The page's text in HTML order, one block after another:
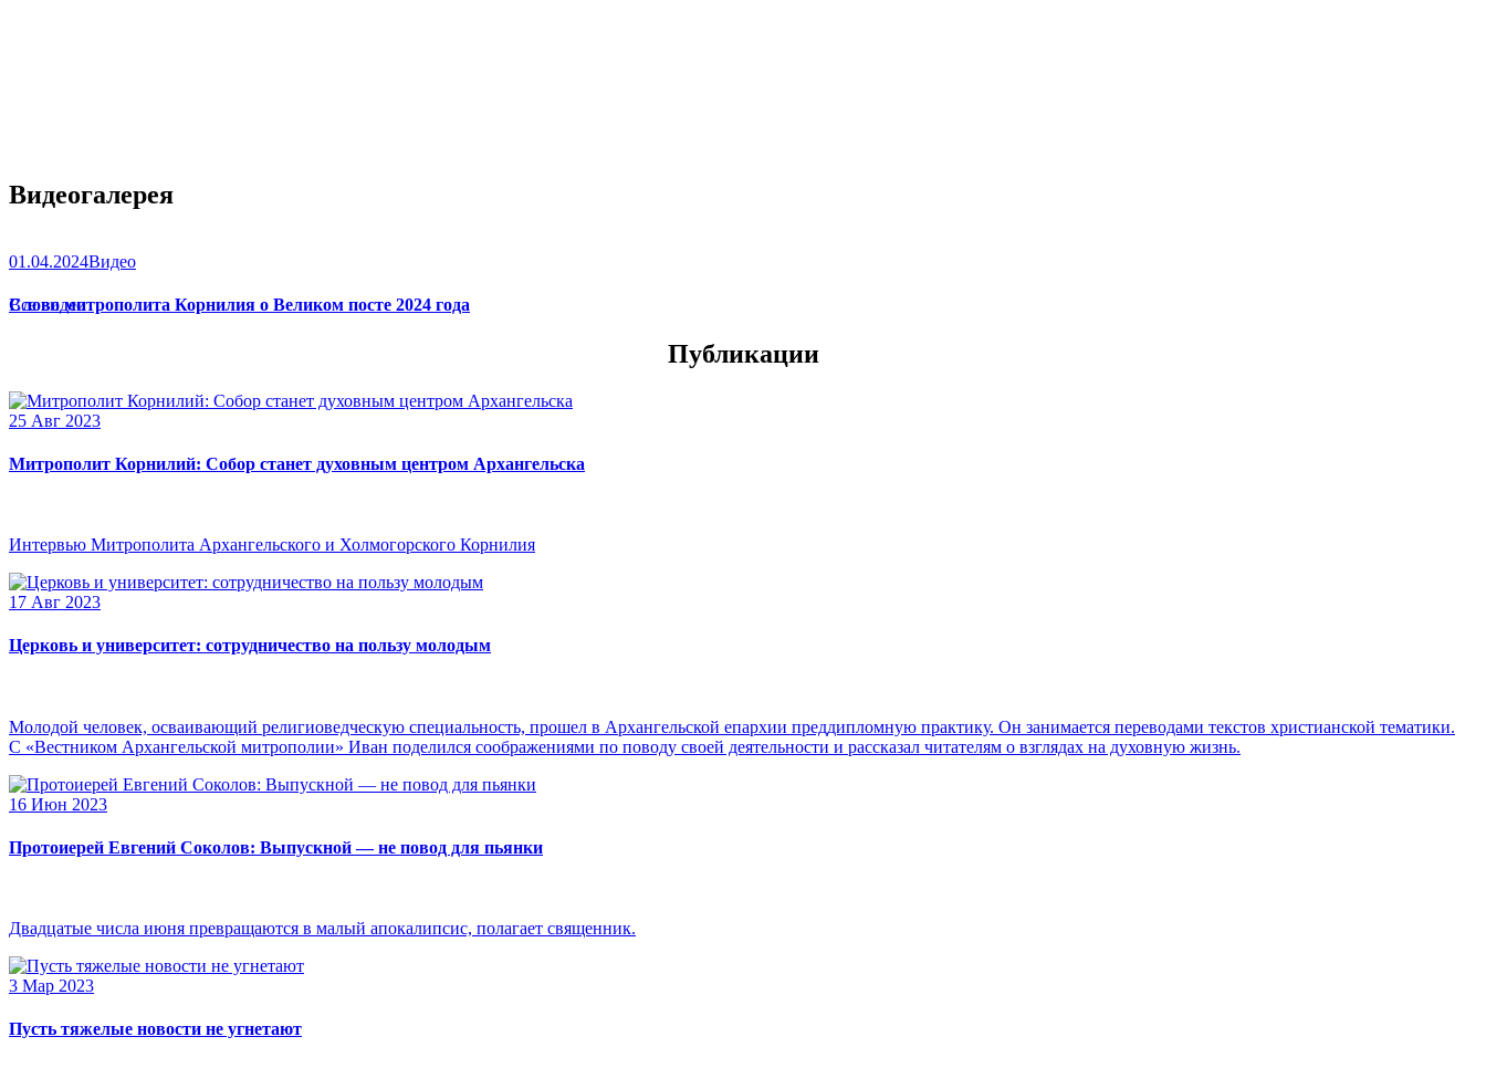
Видеогалерея
01.04.2024Видео
Слово митрополита Корнилия о Великом посте 2024 года
Все видео
Публикации
25 Авг 2023
Митрополит Корнилий: Собор станет духовным центром Архангельска
Интервью Митрополита Архангельского и Холмогорского Корнилия
17 Авг 2023
Церковь и университет: сотрудничество на пользу молодым
Молодой человек, осваивающий религиоведческую специальность, прошел в Архангельской епархии преддипломную практику. Он занимается переводами текстов христианской тематики.
С «Вестником Архангельской митрополии» Иван поделился соображениями по поводу своей деятельности и рассказал читателям о взглядах на духовную жизнь.
16 Июн 2023
Протоиерей Евгений Соколов: Выпускной — не повод для пьянки
Двадцатые числа июня превращаются в малый апокалипсис, полагает священник.
3 Мар 2023
Пусть тяжелые новости не угнетают